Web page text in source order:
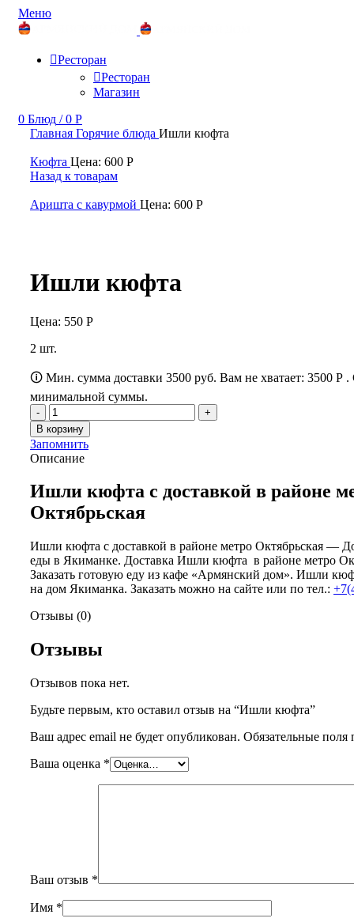
Меню
Ресторан
Ресторан
Магазин
0 Блюд / 0 Р
Главная Горячие блюда Ишли кюфта
Кюфта Цена: 600 Р
Назад к товарам
Аришта с кавурмой Цена: 600 Р
Ишли кюфта
Цена: 550 Р
2 шт.
🛈 Мин. сумма доставки 3500 руб. Вам не хватает: 3500 Р .
минимальной суммы.
Количество
товара
Ишли
кюфта
В корзину
Запомнить
Описание
Ишли кюфта с доставкой в районе
Октябрьская
Ишли кюфта с доставкой в районе метро Октябрьская —
еды в Якиманке. Доставка Ишли кюфта в районе метро
Заказать готовую еду из кафе «Армянский дом». Ишли
на дом Якиманка. Заказать можно на сайте или по тел.:
Отзывы (0)
Отзывы
Отзывов пока нет.
Будьте первым, кто оставил отзыв на “Ишли кюфта”
Ваш адрес email не будет опубликован. Обязательные
Ваша оценка *
Ваш отзыв *
Имя *